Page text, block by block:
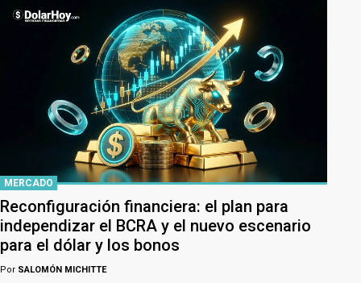
MERCADO
Reconfiguración financiera: el plan para
independizar el BCRA y el nuevo escenario
para el dólar y los bonos
Por SALOMÓN MICHITTE